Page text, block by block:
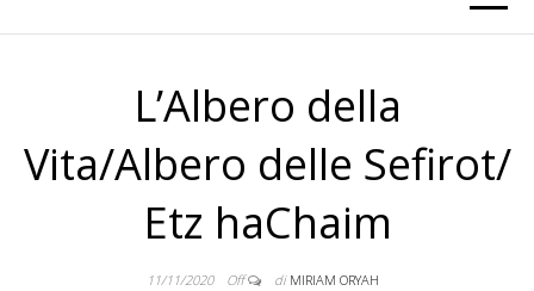
L’Albero della
Vita/Albero delle Sefirot/
Etz haChaim
11/11/2020 Off di MIRIAM ORYAH